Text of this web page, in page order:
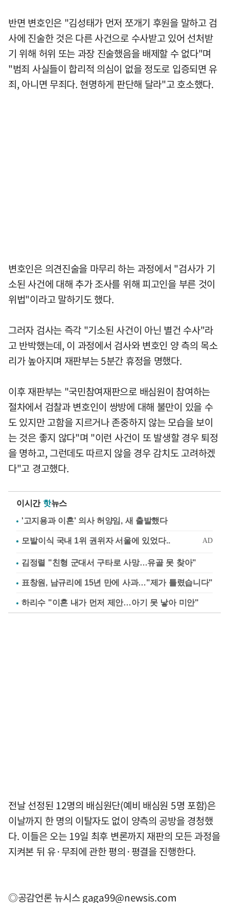
반면 변호인은 "김성태가 먼저 쪼개기 후원을 말하고 검
사에 진술한 것은 다른 사건으로 수사받고 있어 선처받
기 위해 허위 또는 과장 진술했음을 배제할 수 없다"며
"범죄 사실들이 합리적 의심이 없을 정도로 입증되면 유
죄, 아니면 무죄다. 현명하게 판단해 달라"고 호소했다.
변호인은 의견진술을 마무리 하는 과정에서 "검사가 기
소된 사건에 대해 추가 조사를 위해 피고인을 부른 것이
위법"이라고 말하기도 했다.
그러자 검사는 즉각 "기소된 사건이 아닌 별건 수사"라
고 반박했는데, 이 과정에서 검사와 변호인 양 측의 목소
리가 높아지며 재판부는 5분간 휴정을 명했다.
이후 재판부는 "국민참여재판으로 배심원이 참여하는
절차에서 검찰과 변호인이 쌍방에 대해 불만이 있을 수
도 있지만 고함을 지르거나 존중하지 않는 모습을 보이
는 것은 좋지 않다"며 "이런 사건이 또 발생할 경우 퇴정
을 명하고, 그런데도 따르지 않을 경우 감치도 고려하겠
다"고 경고했다.
이시간 핫뉴스
'고지용과 이혼' 의사 허양임, 새 출발했다
김정렬 "친형 군대서 구타로 사망…유골 못 찾아"
표창원, 남규리에 15년 만에 사과…"제가 틀렸습니다"
하리수 "이혼 내가 먼저 제안…아기 못 낳아 미안"
전날 선정된 12명의 배심원단(예비 배심원 5명 포함)은
이날까지 한 명의 이탈자도 없이 양측의 공방을 경청했
다. 이들은 오는 19일 최후 변론까지 재판의 모든 과정을
지켜본 뒤 유·무죄에 관한 평의·평결을 진행한다.
◎공감언론 뉴시스gaga99@newsis.com